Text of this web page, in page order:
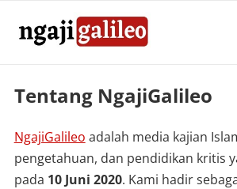
Tentang NgajiGalileo
NgajiGalileo adalah media kajian
pengetahuan, dan pendidikan kritis
pada 10 Juni 2020. Kami hadir